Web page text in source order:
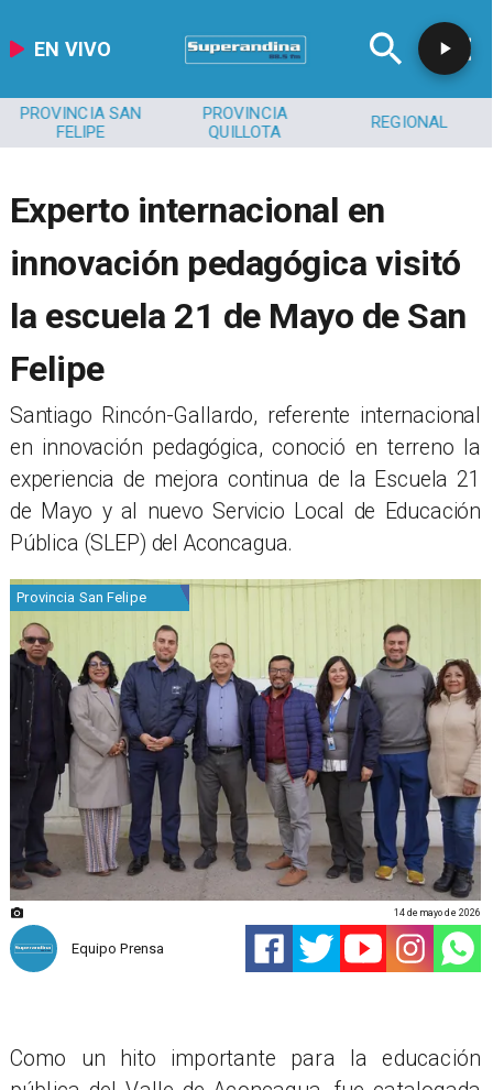
EN VIVO
PROVINCIA SAN
FELIPE
PROVINCIA
QUILLOTA
REGIONAL
Experto internacional en
innovación pedagógica visitó
la escuela 21 de Mayo de San
Felipe
Santiago Rincón-Gallardo, referente internacional
en innovación pedagógica, conoció en terreno la
experiencia de mejora continua de la Escuela 21
de Mayo y al nuevo Servicio Local de Educación
Pública (SLEP) del Aconcagua.
Provincia San Felipe
Equipo Prensa
14 de mayo de 2026
Como un hito importante para la educación